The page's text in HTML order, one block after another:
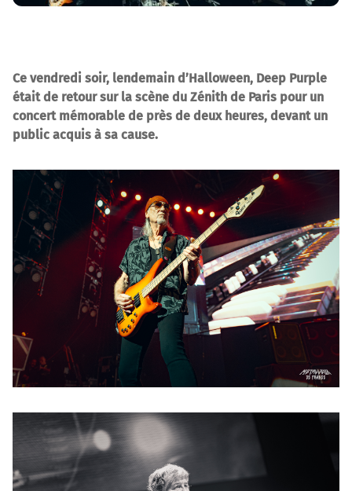
Ce vendredi soir, lendemain d’Halloween, Deep Purple
était de retour sur la scène du Zénith de Paris pour un
concert mémorable de près de deux heures, devant un
public acquis à sa cause.